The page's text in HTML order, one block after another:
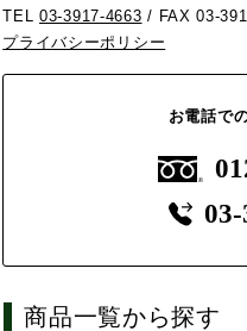
TEL03-3917-4663 / FAX 03-
プライバシーポリシー
お電話で
03-
商品一覧から探す